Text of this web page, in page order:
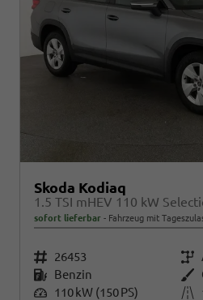
Skoda Kodiaq
sofort lieferbar Fahrzeug mit
Fahrzeugnr. 26453 Getriebe
Kraftstoff Benzin Außenfarbe
Leistung 110 kW (150 PS) Kilometerstand